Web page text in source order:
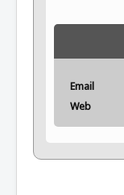
Email
Web